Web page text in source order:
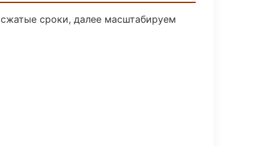
сроки, далее масштабируем